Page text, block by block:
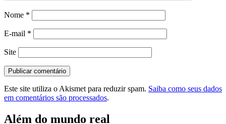
Nome *
E-mail *
Site
Este site utiliza o Akismet para reduzir spam. Saiba como seus dados
em comentários são processados.
Além do mundo real